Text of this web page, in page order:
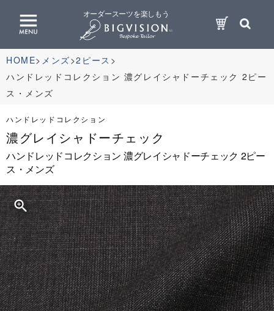
オーダースーツを楽しもう
HOME メンズ 2ピース
ハンドレッドコレクション 濃グレイシャドーチェック 2ピー
ス・メンズ
ハンドレッドコレクション
濃グレイシャドーチェック
ハンドレッドコレクション 濃グレイシャドーチェック 2ピー
ス・メンズ
zoom_in